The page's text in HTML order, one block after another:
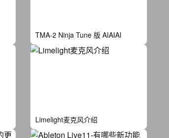
TMA-2 Ninja Tune 版 AIAIAI
Limelight麦克风介绍